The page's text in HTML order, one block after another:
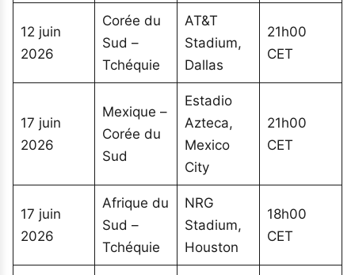
12 juin
2026
Corée du
Sud –
Tchéquie
AT&T
Stadium,
Dallas
21h00
CET
17 juin
2026
Mexique –
Corée du
Sud
Estadio
Azteca,
Mexico
City
21h00
CET
17 juin
2026
Afrique du
Sud –
Tchéquie
NRG
Stadium,
Houston
18h00
CET